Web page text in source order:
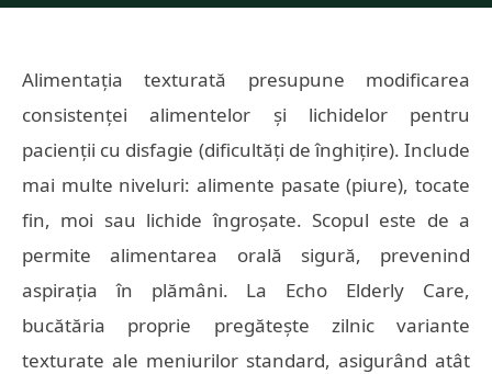
Alimentația texturată presupune modificarea
consistenței alimentelor și lichidelor pentru
pacienții cu disfagie (dificultăți de înghițire). Include
mai multe niveluri: alimente pasate (piure), tocate
fin, moi sau lichide îngroșate. Scopul este de a
permite alimentarea orală sigură, prevenind
aspirația în plămâni. La Echo Elderly Care,
bucătăria proprie pregătește zilnic variante
texturate ale meniurilor standard, asigurând atât